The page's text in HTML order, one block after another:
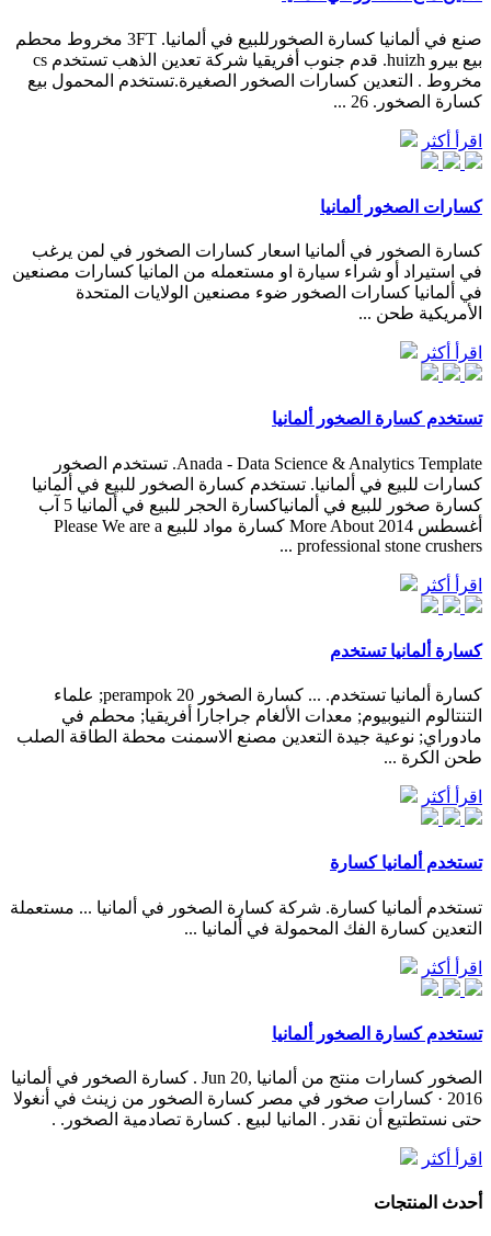
صنع في ألمانيا كسارة الصخورللبيع في ألمانيا. 3FT مخروط محطم
بيع بيرو huizh. قدم جنوب أفريقيا شركة تعدين الذهب تستخدم cs
مخروط . التعدين كسارات الصخور الصغيرة.تستخدم المحمول بيع
كسارة الصخور. 26 ...
اقرأ أكثر
كسارات الصخور ألمانيا
كسارة الصخور في ألمانيا اسعار كسارات الصخور في لمن يرغب
في استيراد أو شراء سيارة او مستعمله من المانيا كسارات مصنعين
في ألمانيا كسارات الصخور ضوء مصنعين الولايات المتحدة
الأمريكية طحن ...
اقرأ أكثر
تستخدم كسارة الصخور ألمانيا
Anada - Data Science & Analytics Template. تستخدم الصخور
كسارات للبيع في ألمانيا. تستخدم كسارة الصخور للبيع في ألمانيا
كسارة صخور للبيع في ألمانياكسارة الحجر للبيع في ألمانيا 5 آب
أغسطس 2014 More About كسارة مواد للبيع Please We are a
professional stone crushers ...
اقرأ أكثر
كسارة ألمانيا تستخدم
كسارة ألمانيا تستخدم. ... كسارة الصخور 20 perampok; علماء
التنتالوم النيوبيوم; معدات الألغام جراجارا أفريقيا; محطم في
مادوراي; نوعية جيدة التعدين مصنع الاسمنت محطة الطاقة الصلب
طحن الكرة ...
اقرأ أكثر
تستخدم ألمانيا كسارة
تستخدم ألمانيا كسارة. شركة كسارة الصخور في ألمانيا ... مستعملة
التعدين كسارة الفك المحمولة في ألمانيا ...
اقرأ أكثر
تستخدم كسارة الصخور ألمانيا
الصخور كسارات منتج من ألمانيا ‫كسارة الصخور في ألمانيا‬‎ . Jun 20,
2016 · كسارات صخور في مصر كسارة الصخور من زينث في أنغولا
حتى نستطتيع أن نقدر . المانيا لبيع . كسارة تصادمية الصخور. .
اقرأ أكثر
أحدث المنتجات